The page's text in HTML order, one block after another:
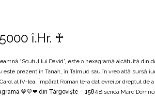
î.Hr. ♰
este prezent în Tanah, în Talmud sau în vreo altă sursă
al IV-lea, Împărat Roman le-a dat evreilor dreptul
💙💛❤ din Târgoviște – 1584Biserica Mare